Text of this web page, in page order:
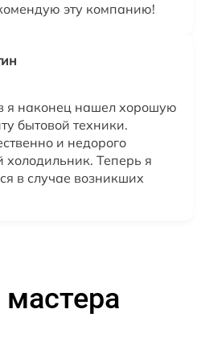
эту компанию!
я наконец нашел хорошую
бытовой техники.
и недорого
холодильник. Теперь я
в случае возникших